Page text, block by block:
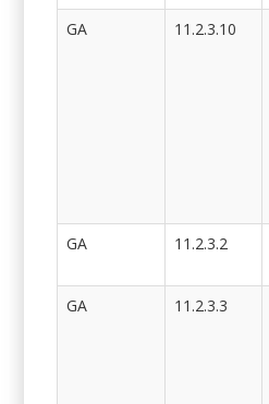
GA
11.2.3.10
GA
11.2.3.2
GA
11.2.3.3